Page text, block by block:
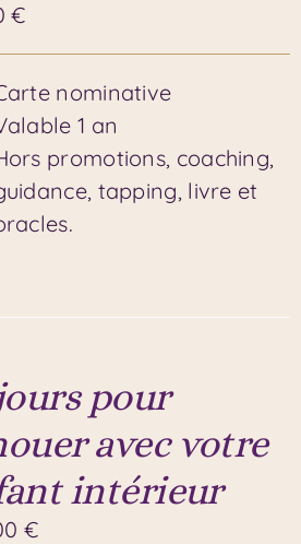
€
nominative
1 an
promotions, coaching,
tapping, livre et
pour
avec votre
intérieur
€